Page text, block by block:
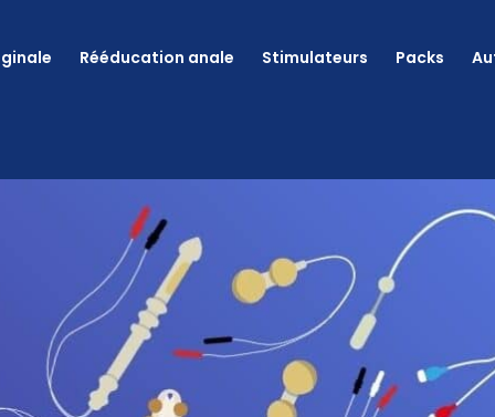
Rééducation anale Stimulateurs Packs